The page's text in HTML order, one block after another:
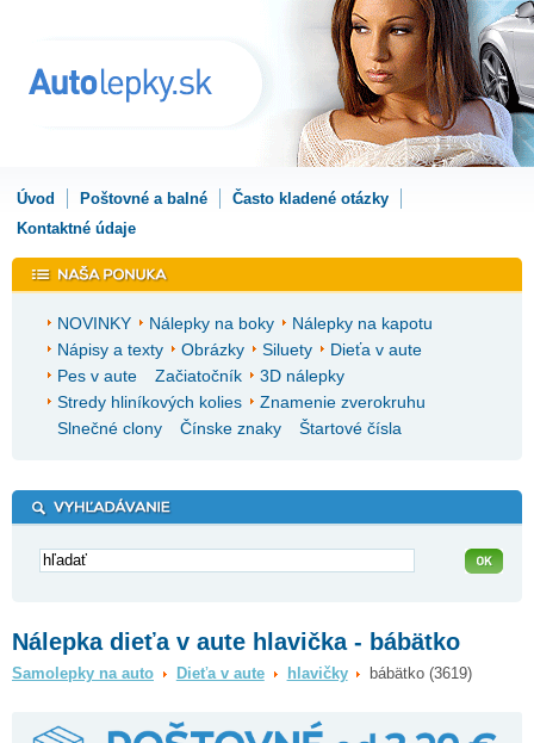
Úvod Poštovné a balné
Často kladené otázky
Kontaktné údaje
NOVINKY Nálepky na boky
Nálepky na kapotu
Nápisy a texty
Obrázky Siluety
Dieťa v aute
Pes v aute
Začiatočník
3D nálepky
Stredy hliníkových kolies
Znamenie zverokruhu
Slnečné clony
Čínske znaky Štartové čísla
Nálepka dieťa v aute hlavička - bábätko
Samolepky na auto Dieťa v aute hlavičky bábätko (3619)